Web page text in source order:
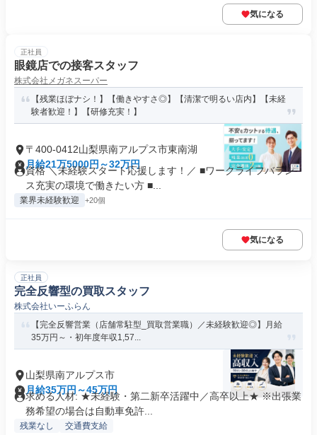
気になる
正社員
眼鏡店での接客スタッフ
株式会社メガネスーパー
【残業ほぼナシ！】【働きやすさ◎】【清潔で明るい店内】【未経
験者歓迎！】【研修充実！】
〒400-0412山梨県南アルプス市東南湖
月給21万5000円～32万円
資格 ＼未経験スタート応援します！／ ■ワークライフバラン
ス充実の環境で働きたい方 ■...
業界未経験歓迎 +20個
気になる
正社員
完全反響型の買取スタッフ
株式会社いーふらん
【完全反響営業（店舗常駐型_買取営業職）／未経験歓迎◎】月給
35万円～・初年度年収1,57...
山梨県南アルプス市
月給35万円～45万円
求める人材: ★未経験・第二新卒活躍中／高卒以上★ ※出張業
務希望の場合は自動車免許...
残業なし 交通費支給